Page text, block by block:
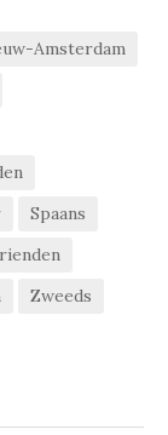
Amsterdam
Spaans
Zweeds